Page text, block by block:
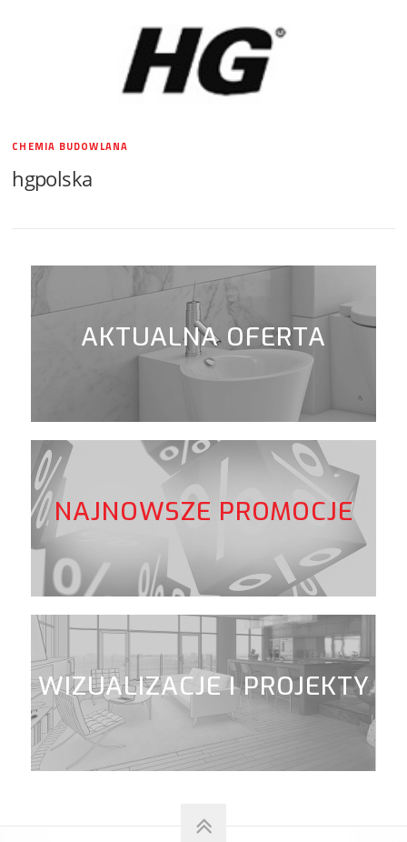
CHEMIA BUDOWLANA
hgpolska
AKTUALNA OFERTA
NAJNOWSZE PROMOCJE
WIZUALIZACJE I PROJEKTY